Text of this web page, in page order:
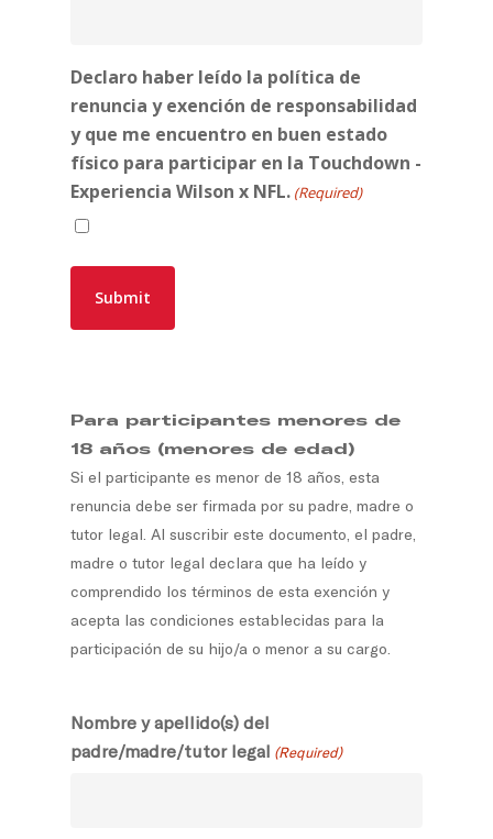
Declaro haber leído la política de
renuncia y exención de responsabilidad
y que me encuentro en buen estado
físico para participar en la Touchdown -
Experiencia Wilson x NFL. (Required)
Para participantes menores de
18 años (menores de edad)
Si el participante es menor de 18 años, esta
renuncia debe ser firmada por su padre, madre o
tutor legal. Al suscribir este documento, el padre,
madre o tutor legal declara que ha leído y
comprendido los términos de esta exención y
acepta las condiciones establecidas para la
participación de su hijo/a o menor a su cargo.
Nombre y apellido(s) del
padre/madre/tutor legal (Required)